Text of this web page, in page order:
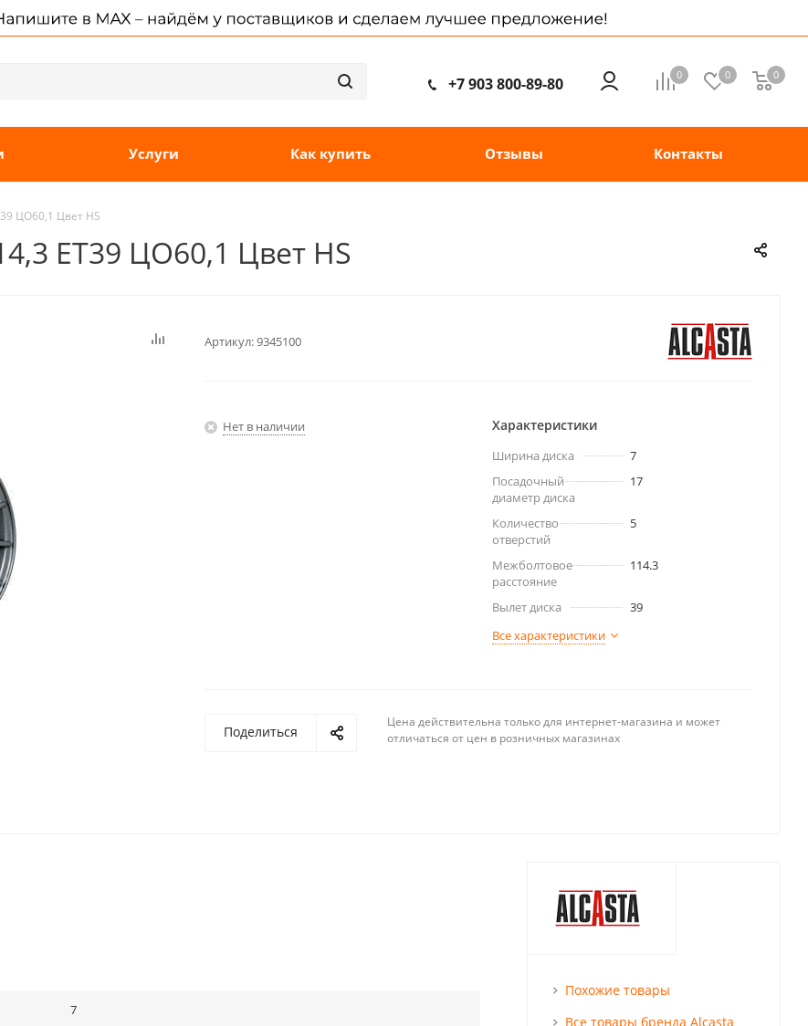
0 0 0
+7 903 800-89-80
Услуги Как купить Отзывы Контакты
ЦО60,1 Цвет HS
ET39 ЦО60,1 Цвет HS
Артикул:9345100
Нет в наличии Характеристики
Ширина диска
7
Посадочный
диаметр диска
17
Количество
отверстий
5
Межболтовое
расстояние
114.3
Вылет диска
39
Все характеристики
Поделиться
Цена действительна только для интернет-магазина и может
отличаться от цен в розничных магазинах
7
Похожие товары
Все товары бренда Alcasta